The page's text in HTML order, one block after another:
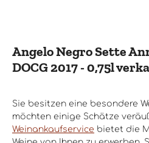
Angelo Negro Sette
DOCG 2017 - 0,75l
Sie besitzen eine besondere
möchten einige Schätze
Weinankaufservice bietet die